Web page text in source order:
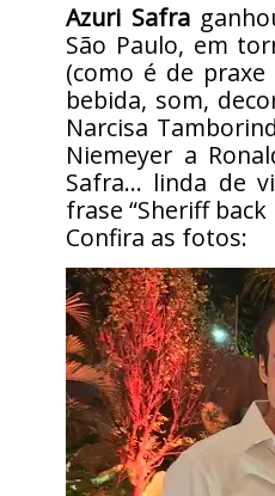
Azuri Safra
São Paulo, em
(como é de
bebida, som,
Narcisa
Niemeyer a
Safra… linda de
frase “Sheriff
Confira as fotos: